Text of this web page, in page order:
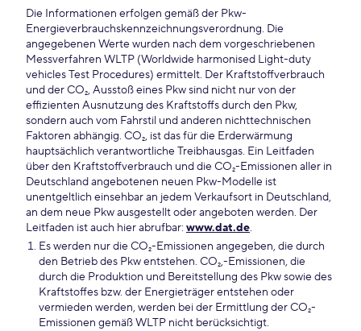
Die Informationen erfolgen gemäß der Pkw-
Energieverbrauchskennzeichnungsverordnung. Die
angegebenen Werte wurden nach dem vorgeschriebenen
Messverfahren WLTP (Worldwide harmonised Light-duty
vehicles Test Procedures) ermittelt. Der Kraftstoffverbrauch
und der CO₂, Ausstoß eines Pkw sind nicht nur von der
effizienten Ausnutzung des Kraftstoffs durch den Pkw,
sondern auch vom Fahrstil und anderen nichttechnischen
Faktoren abhängig. CO₂, ist das für die Erderwärmung
hauptsächlich verantwortliche Treibhausgas. Ein Leitfaden
über den Kraftstoffverbrauch und die CO₂-Emissionen aller in
Deutschland angebotenen neuen Pkw-Modelle ist
unentgeltlich einsehbar an jedem Verkaufsort in Deutschland,
an dem neue Pkw ausgestellt oder angeboten werden. Der
Leitfaden ist auch hier abrufbar: www.dat.de.
Es werden nur die CO₂-Emissionen angegeben, die durch
den Betrieb des Pkw entstehen. CO₂,-Emissionen, die
durch die Produktion und Bereitstellung des Pkw sowie des
Kraftstoffes bzw. der Energieträger entstehen oder
vermieden werden, werden bei der Ermittlung der CO₂-
Emissionen gemäß WLTP nicht berücksichtigt.